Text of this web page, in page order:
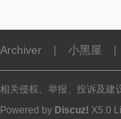
Archiver 小黑屋
相关侵权、举报、投诉及建
Powered by Discuz! X5.0